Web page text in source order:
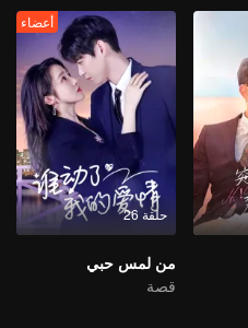
حلقة 26
أعضاء
من لمس حبي
قصة